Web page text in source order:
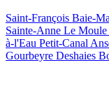
Saint-François Baie-
Sainte-Anne Le Moule
à-l'Eau Petit-Canal
Gourbeyre Deshaies